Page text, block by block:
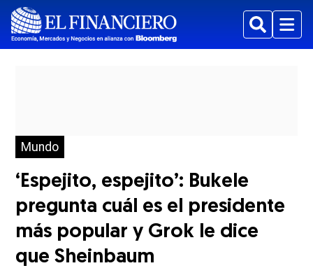
BuscarMenu
Mundo
‘Espejito, espejito’: Bukele
pregunta cuál es el presidente
más popular y Grok le dice
que Sheinbaum